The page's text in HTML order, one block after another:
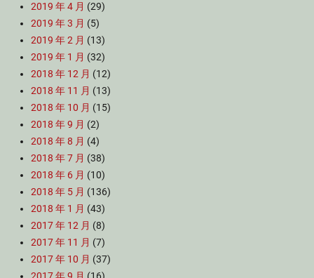
2019 年 4 月 (29)
2019 年 3 月 (5)
2019 年 2 月 (13)
2019 年 1 月 (32)
2018 年 12 月 (12)
2018 年 11 月 (13)
2018 年 10 月 (15)
2018 年 9 月 (2)
2018 年 8 月 (4)
2018 年 7 月 (38)
2018 年 6 月 (10)
2018 年 5 月 (136)
2018 年 1 月 (43)
2017 年 12 月 (8)
2017 年 11 月 (7)
2017 年 10 月 (37)